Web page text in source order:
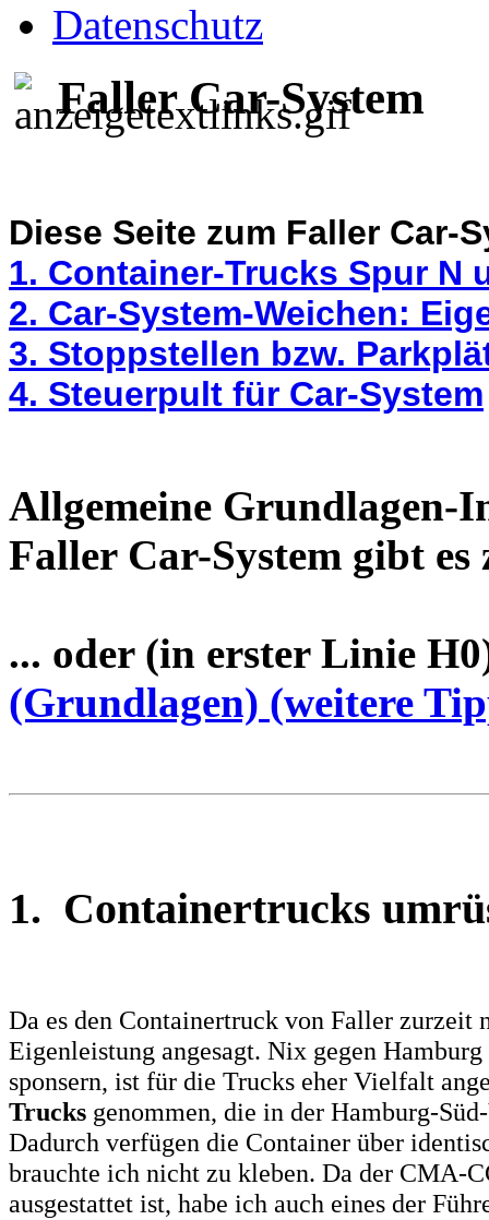
Datenschutz
Faller Car-System
Diese Seite zum Faller Car-
1. Container-Trucks Spur N
2. Car-System-Weichen:
3. Stoppstellen bzw.
4. Steuerpult für Car-System
Allgemeine Grundlagen-
Faller Car-System gibt es
... oder (in erster Linie
(Grundlagen) (weitere
1. Containertrucks
Da es den Containertruck von Faller
Eigenleistung angesagt. Nix gegen
sponsern, ist für die Trucks eher Vielfalt
Trucks genommen, die in der Hamburg-
Dadurch verfügen die Container über
brauchte ich nicht zu kleben. Da der CMA-
ausgestattet ist, habe ich auch eines der